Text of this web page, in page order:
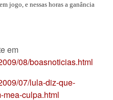
jogo, e nessas horas a ganância
em
08/boasnoticias.html
07/lula-diz-que-
mea-culpa.html